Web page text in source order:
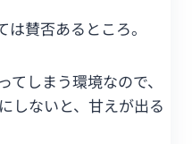
賛否あるところ。
てしまう環境なので、
しないと、甘えが出る